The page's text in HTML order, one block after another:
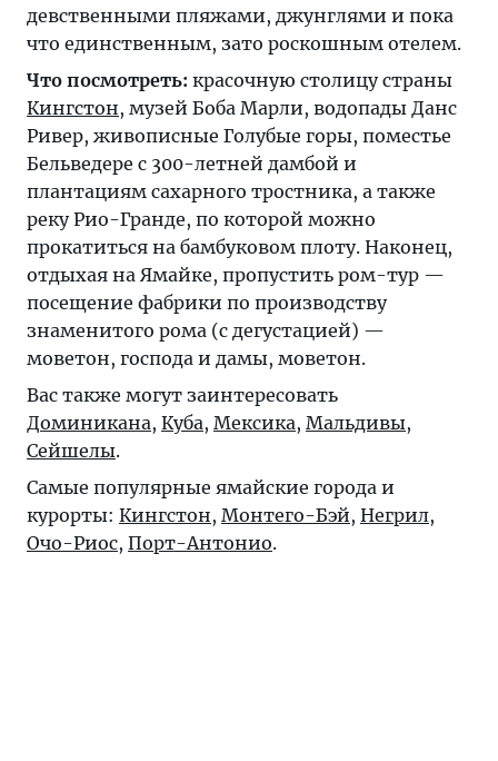
девственными пляжами, джунглями и пока
что единственным, зато роскошным отелем.
Что посмотреть: красочную столицу страны
Кингстон, музей Боба Марли, водопады Данс
Ривер, живописные Голубые горы, поместье
Бельведере с 300-летней дамбой и
плантациям сахарного тростника, а также
реку Рио-Гранде, по которой можно
прокатиться на бамбуковом плоту. Наконец,
отдыхая на Ямайке, пропустить ром-тур —
посещение фабрики по производству
знаменитого рома (с дегустацией) —
моветон, господа и дамы, моветон.
Вас также могут заинтересовать
Доминикана, Куба, Мексика, Мальдивы,
Сейшелы.
Самые популярные ямайские города и
курорты: Кингстон, Монтего-Бэй, Негрил,
Очо-Риос, Порт-Антонио.